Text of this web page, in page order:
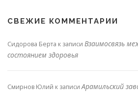
СВЕЖИЕ КОММЕНТАРИИ
Сидорова Берта к записи Взаимосвязь
состоянием здоровья
Смирнов Юлий к записиАрамильский